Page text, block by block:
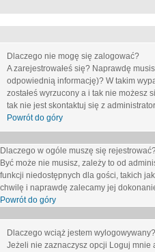
Dlaczego nie mogę się zalogować?
A zarejestrowałeś się? Naprawdę
odpowiednią informację)? W takim
zostałeś wyrzucony a i tak nie możesz
tak nie jest skontaktuj się z
Powrót do góry
Dlaczego w ogóle muszę się
Być może nie musisz, zależy to od
funkcji niedostępnych dla gości, takich
chwilę i naprawdę zalecamy jej
Powrót do góry
Dlaczego wciąż jestem wylogowywany?
Jeżeli nie zaznaczysz opcji Loguj mnie